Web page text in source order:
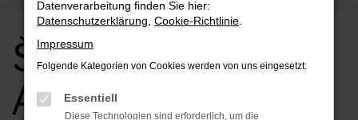
Škoda Karoq für
Augsburg
Datenverarbeitung finden Sie hier:
Datenschutzerklärung Cookie-Richtlinie
Impressum
Folgende Kategorien von Cookies werden von uns eingesetzt:
Essentiell
Diese Technologien sind erforderlich, um die